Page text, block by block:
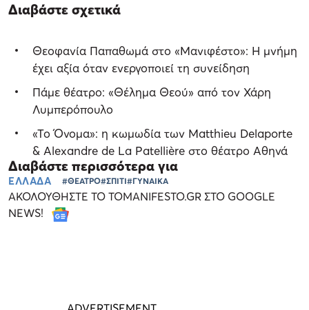
Διαβάστε σχετικά
Θεοφανία Παπαθωμά στο «Μανιφέστο»: Η μνήμη
έχει αξία όταν ενεργοποιεί τη συνείδηση
Πάμε θέατρο: «Θέλημα Θεού» από τον Χάρη
Λυμπερόπουλο
«Το Όνομα»: η κωμωδία των Matthieu Delaporte
& Alexandre de La Patellière στο θέατρο Αθηνά
Διαβάστε περισσότερα για
ΕΛΛΑΔΑ #ΘΕΑΤΡΟ#ΣΠΙΤΙ#ΓΥΝΑΙΚΑ
ΑΚΟΛΟΥΘΗΣΤΕ ΤΟ TOMANIFESTO.GR ΣΤΟ GOOGLE
NEWS!